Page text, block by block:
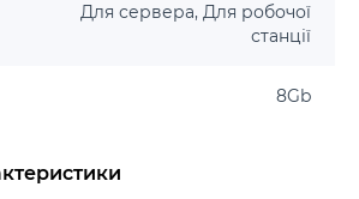
Для сервера, Для робочої
станції
8Gb